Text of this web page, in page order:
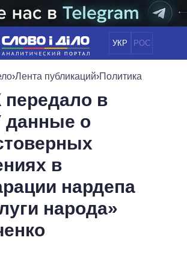
УКР РОС
НОВОСТИ
ПОЛИТИКА
ЭКОНОМИКА
ОБЩЕСТВО
ОБЕЩАНИЯ
ПОЛИТИКИ
И ОФИС
РАДА
МИНИСТРОВ
ИНФОГРАФИКА
ВИДЕО
ПОДДЕРЖАТЬ
ПОЛИТИКОВ
›Лента публикаций›Политика
в
о
в
нардепа
народа»